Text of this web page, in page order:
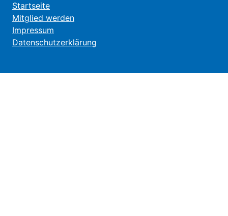
Startseite
Mitglied werden
Impressum
Datenschutzerklärung